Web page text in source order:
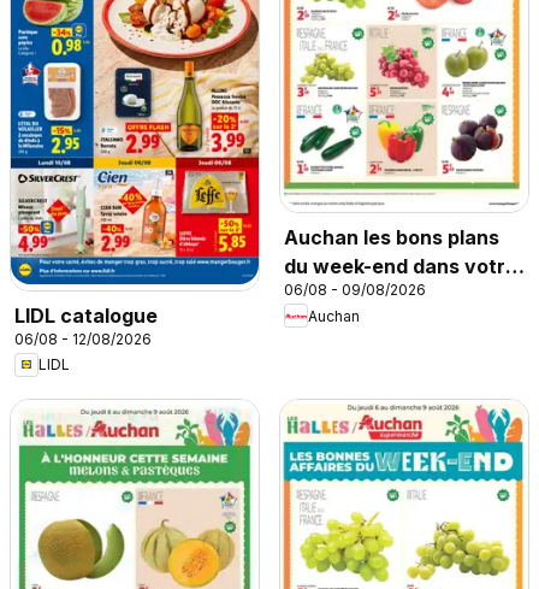
LIDL catalogue
06/08 - 12/08/2026
LIDL
Auchan les bons plans
du week-end dans votre
hyper
06/08 - 09/08/2026
Auchan